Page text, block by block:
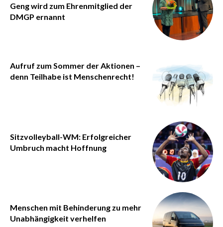
Geng wird zum Ehrenmitglied der
DMGP ernannt
Aufruf zum Sommer der Aktionen –
denn Teilhabe ist Menschenrecht!
Sitzvolleyball-WM: Erfolgreicher
Umbruch macht Hoffnung
Menschen mit Behinderung zu mehr
Unabhängigkeit verhelfen